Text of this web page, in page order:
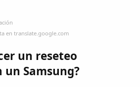
en translate.google.com
un reseteo
un Samsung?